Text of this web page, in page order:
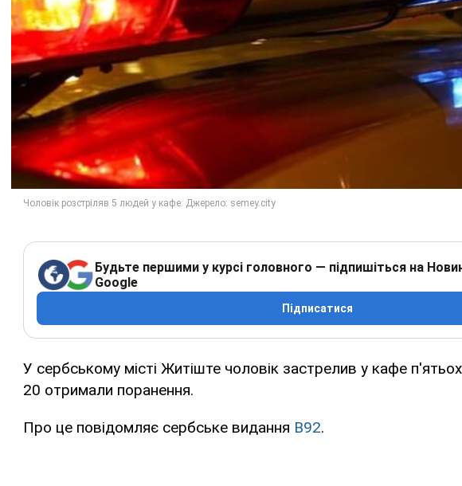
Будьте першими у курсі головного — підпишіться на
Google
Підписатися
У сербському місті Житіште чоловік застрелив у кафе
20 отримали поранення.
Про це повідомляє сербське видання В92.